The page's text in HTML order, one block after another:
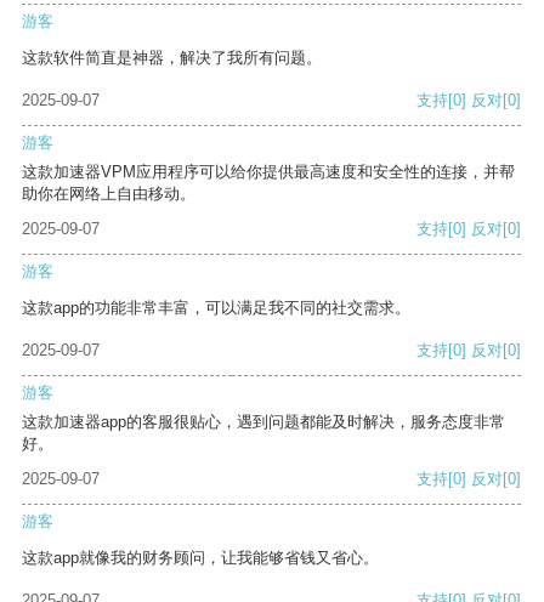
游客
这款软件简直是神器，解决了我所有问题。
2025-09-07 支持[0] 反对[0]
游客
这款加速器VPM应用程序可以给你提供最高速度和安全性的连接，并帮
助你在网络上自由移动。
2025-09-07
支持[0] 反对[0]
游客
这款app的功能非常丰富，可以满足我不同的社交需求。
2025-09-07 支持[0] 反对[0]
游客
这款加速器app的客服很贴心，遇到问题都能及时解决，服务态度非常
好。
2025-09-07
支持[0] 反对[0]
游客
这款app就像我的财务顾问，让我能够省钱又省心。